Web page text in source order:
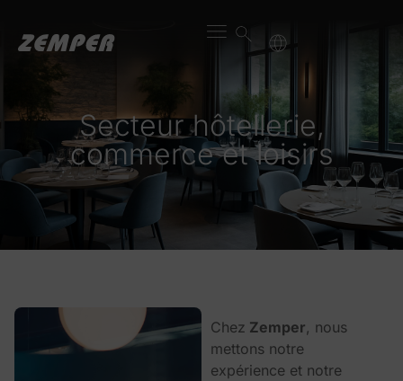
Secteur hôtellerie,
commerce et loisirs
Chez Zemper, nous
mettons notre
expérience et notre